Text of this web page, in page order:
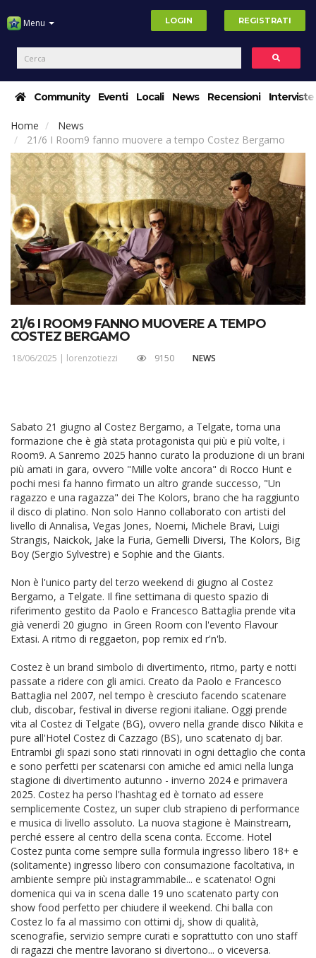
Menu LOGIN REGISTRATI
Community Eventi Locali News Recensioni Interviste
Home
News
21/6 I Room9 fanno muovere a tempo Costez Bergamo
21/6 I ROOM9 FANNO MUOVERE A TEMPO
COSTEZ BERGAMO
18/06/2025 | lorenzotiezzi 9150 NEWS
Sabato 21 giugno al Costez Bergamo, a Telgate, torna una
formazione che è già stata protagonista qui più e più volte, i
Room9. A Sanremo 2025 hanno curato la produzione di un brani
più amati in gara, ovvero "Mille volte ancora" di Rocco Hunt e
pochi mesi fa hanno firmato un altro grande successo, "Un
ragazzo e una ragazza" dei The Kolors, brano che ha raggiunto
il disco di platino. Non solo Hanno collaborato con artisti del
livello di Annalisa, Vegas Jones, Noemi, Michele Bravi, Luigi
Strangis, Naickok, Jake la Furia, Gemelli Diversi, The Kolors, Big
Boy (Sergio Sylvestre) e Sophie and the Giants.
Non è l'unico party del terzo weekend di giugno al Costez
Bergamo, a Telgate. Il fine settimana di questo spazio di
riferimento gestito da Paolo e Francesco Battaglia prende vita
già venerdì 20 giugno in Green Room con l'evento Flavour
Extasi. A ritmo di reggaeton, pop remix ed r'n'b.
Costez è un brand simbolo di divertimento, ritmo, party e notti
passate a ridere con gli amici. Creato da Paolo e Francesco
Battaglia nel 2007, nel tempo è cresciuto facendo scatenare
club, discobar, festival in diverse regioni italiane. Oggi prende
vita al Costez di Telgate (BG), ovvero nella grande disco Nikita e
pure all'Hotel Costez di Cazzago (BS), uno scatenato dj bar.
Entrambi gli spazi sono stati rinnovati in ogni dettaglio che conta
e sono perfetti per scatenarsi con amiche ed amici nella lunga
stagione di divertimento autunno - inverno 2024 e primavera
2025. Costez ha perso l'hashtag ed è tornato ad essere
semplicemente Costez, un super club strapieno di performance
e musica di livello assoluto. La nuova stagione è Mainstream,
perché essere al centro della scena conta. Eccome. Hotel
Costez punta come sempre sulla formula ingresso libero 18+ e
(solitamente) ingresso libero con consumazione facoltativa, in
ambiente sempre più instagrammabile... e scatenato! Ogni
domenica qui va in scena dalle 19 uno scatenato party con
show food perfetto per chiudere il weekend. Chi balla con
Costez lo fa al massimo con ottimi dj, show di qualità,
scenografie, servizio sempre curati e soprattutto con uno staff
di ragazzi che mentre lavorano si divertono... o viceversa.